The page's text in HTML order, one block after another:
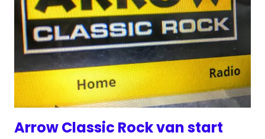
Arrow Classic Rock van start